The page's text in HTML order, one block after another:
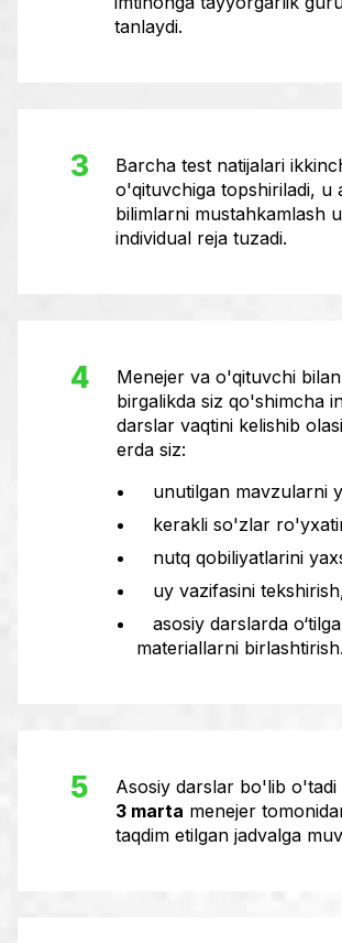
tanlaydi.
3
Barcha test natijalari
o'qituvchiga topshiriladi, u
bilimlarni mustahkamlash
individual reja tuzadi.
4
Menejer va o'qituvchi bilan
birgalikda siz qo'shimcha
darslar vaqtini kelishib
erda siz:
unutilgan mavzularni
kerakli so'zlar
nutq qobiliyatlarini
uy vazifasini
asosiy darslarda
materiallarni birlashtirish.
5 Asosiy darslar bo'lib o'tadi
3 marta menejer
taqdim etilgan jadvalga